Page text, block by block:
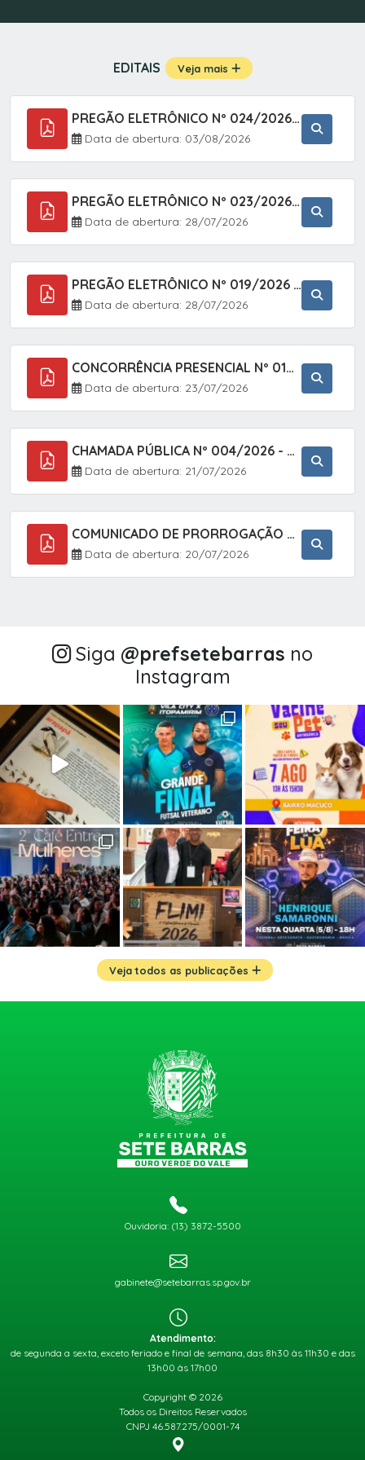
EDITAIS Veja mais
PREGÃO ELETRÔNICO Nº 024/2026 - AQUISIÇÃO DE GÁS MEDICINAL TIPO OXIGÊNIO (1,00 M3, 3,00 M3 E 10,00 M3), EM ATENDIMENTO À SECRETARIA MUNICIPAL DE SAÚDE, ATRAVÉS DO SISTEMA DE REGISTRO DE PREÇOS (SRP)
Data de abertura: 03/08/2026
PREGÃO ELETRÔNICO Nº 023/2026 - AQUISIÇÃO DE ENXOVAL INFANTIL, EM ATENDIMENTO À SECRETARIA MUNICIPAL DE EDUCAÇÃO, ATRAVÉS DO SISTEMA DE REGISTRO DE PREÇOS (SRP).
Data de abertura: 28/07/2026
PREGÃO ELETRÔNICO Nº 019/2026 - ONTRATAÇÃO DE EMPRESA ESPECIALIZADA PARA A PRESTAÇÃO DE SERVIÇOS VETERINÁRIOS CLÍNICOS E CIRÚRGICOS, COM FOCO EM AÇÕES DE SAÚDE PÚBLICA, BEM-ESTAR ANIMAL E CONTROLE POPULACIONAL ÉTICO DE CÃES E GATOS, EM ATENDIMENTO À
Data de abertura: 28/07/2026
CONCORRÊNCIA PRESENCIAL Nº 018/2026 - PAVIMENTAÇÃO ASFÁLTICA NO BAIRRO VOTUPOCA ? ESTRADA DA RAPOSA, NO MUNICÍPIO DE SETE BARRAS/SP
Data de abertura: 23/07/2026
CHAMADA PÚBLICA Nº 004/2026 - AQUISIÇÃO DE GÊNEROS ALIMENTÍCIOS DA AGRICULTURA FAMILIAR PARA ALIMENTAÇÃO ESCOLAR COM DISPENSA DE LICITAÇÃO, LEI N.º 11.947, DE 16/07/2009, RESOLUÇÃO N.º 26 DO FNDE, DE 17/06/2013 E ALTERAÇÕES E A LEI FEDERAL Nº 14.133/
Data de abertura: 21/07/2026
COMUNICADO DE PRORROGAÇÃO DE PRAZO DO CHAMAMENTO PÚBLICO Nº 005/2026 - FOMENTO À EXECUÇÃO DE AÇÕES CULTURAIS (APOIO DIRETO SELEÇÃO DE PROJETOS PARA FIRMAR TERMO DE EXECUÇÃO CULTURAL COM RECURSOS DA POLÍTICA NACIONAL ALDIR BLANC DE FOMENTO À CULTURA
Data de abertura: 20/07/2026
Siga @‌prefsetebarras no
Instagram
Veja todos as publicações
Ouvidoria: (13) 3872-5500
gabinete@setebarras.sp.gov.br
Atendimento:
de segunda a sexta, exceto feriado e final de semana, das 8h30 às 11h30 e das
13h00 às 17h00
Copyright © 2026
Todos os Direitos Reservados
CNPJ 46.587.275/0001-74